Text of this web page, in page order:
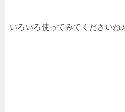
いろいろ使ってみてくださいね♪